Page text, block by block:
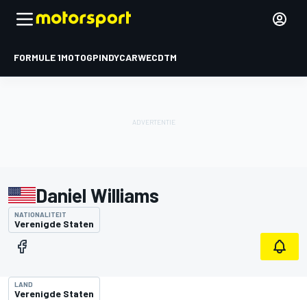
FORMULE 1MOTOGPINDYCARWECDTM
Daniel Williams
NATIONALITEIT
Verenigde Staten
LAND
Verenigde Staten